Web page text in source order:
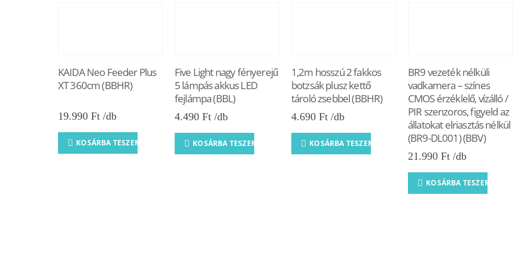
KAIDA Neo Feeder Plus
XT 360cm (BBHR)
19.990 Ft
KOSÁRBA TESZEM
Five Light nagy fényerejű
5 lámpás akkus LED
fejlámpa (BBL)
4.490 Ft
KOSÁRBA TESZEM
1,2m hosszú 2 fakkos
botzsák plusz kettő
tároló zsebbel (BBHR)
4.690 Ft
KOSÁRBA TESZEM
BR9 vezeték nélküli
vadkamera – színes
CMOS érzéklelő, vízálló /
PIR szenzoros, figyeld az
állatokat elriasztás nélkül
(BR9-DL001) (BBV)
21.990 Ft
KOSÁRBA TESZEM